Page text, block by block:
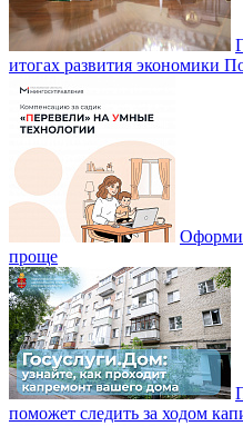
итогах развития экономики
проще
поможет следить за ходом